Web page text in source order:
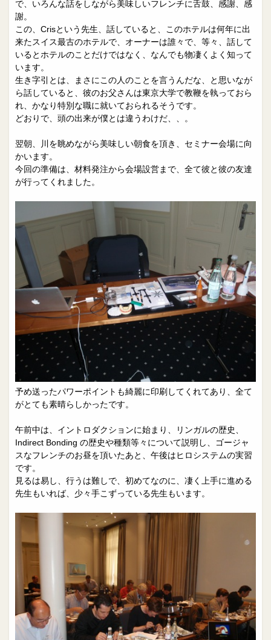
で、いろんな話をしながら美味しいフレンチに舌鼓、感謝、感
謝。
この、Crisという先生、話していると、このホテルは何年に出
来たスイス最古のホテルで、オーナーは誰々で、等々、話して
いるとホテルのことだけではなく、なんでも物凄くよく知って
います。
生き字引とは、まさにこの人のことを言うんだな、と思いなが
ら話していると、彼のお父さんは東京大学で教鞭を執っておら
れ、かなり特別な職に就いておられるそうです。
どおりで、頭の出来が僕とは違うわけだ、、。
翌朝、川を眺めながら美味しい朝食を頂き、セミナー会場に向
かいます。
今回の準備は、材料発注から会場設営まで、全て彼と彼の友達
が行ってくれました。
予め送ったパワーポイントも綺麗に印刷してくれてあり、全て
がとても素晴らしかったです。
午前中は、イントロダクションに始まり、リンガルの歴史、
Indirect Bonding の歴史や種類等々について説明し、ゴージャ
スなフレンチのお昼を頂いたあと、午後はヒロシステムの実習
です。
見るは易し、行うは難しで、初めてなのに、凄く上手に進める
先生もいれば、少々手こずっている先生もいます。